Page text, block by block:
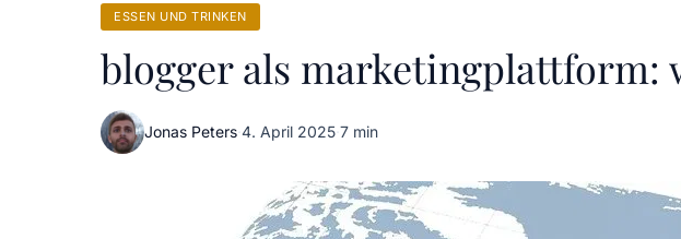
ESSEN UND TRINKEN
blogger als
Jonas Peters·4. April 2025·7 min